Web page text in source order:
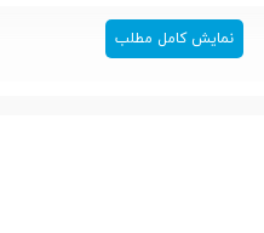
نمایش کامل مطلب